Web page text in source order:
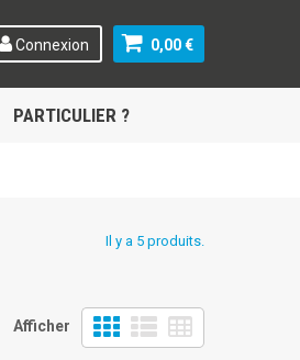
0,00 €
Connexion
PARTICULIER ?
Il y a 5 produits.
Afficher